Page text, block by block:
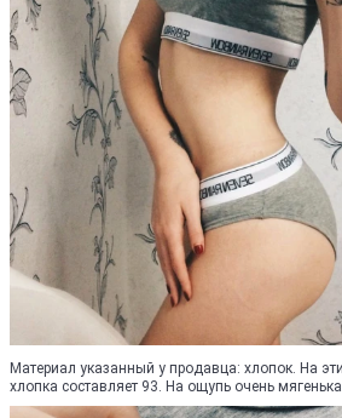
Материал указанный у продавца: хлопок. На
хлопка составляет 93. На ощупь очень